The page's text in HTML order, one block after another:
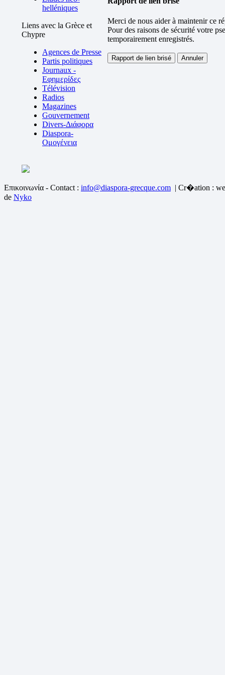
helléniques
Liens avec la Grèce et
Chypre
Agences de Presse
Partis politiques
Journaux -
Εφημερίδες
Télévision
Radios
Magazines
Gouvernement
Divers-Διάφορα
Diaspora-
Ομογένεια
Merci de nous aider à maintenir ce
Pour des raisons de sécurité votre
temporairement enregistrés.
Επικοινωνία - Contact : info@diaspora-grecque.com | Cr�ation :
de Nyko